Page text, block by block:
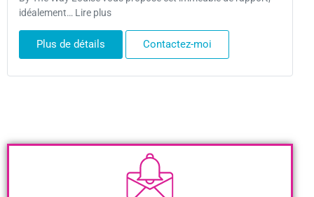
idéalement… Lire plus
Plus de détails Contactez-moi